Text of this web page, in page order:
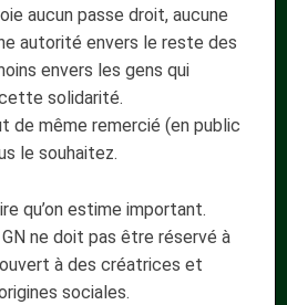
aucun passe droit, aucune
autorité envers le reste des
envers les gens qui
solidarité.
de même remercié (en public
le souhaitez.
qu’on estime important.
ne doit pas être réservé à
à des créatrices et
sociales.